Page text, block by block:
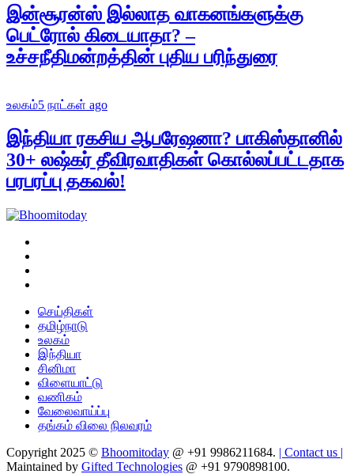
இன்சூரன்ஸ் இல்லாத வாகனங்களுக்கு
பெட்ரோல் கிடையாதா? –
உச்சநீதிமன்றத்தின் புதிய பரிந்துரை
உலகம்5 நாட்கள் ago
இந்தியா ரகசிய ஆபரேஷனா? பாகிஸ்தானில்
30+ லஷ்கர் தீவிரவாதிகள் கொல்லப்பட்டதாக
பரபரப்பு தகவல்!
செய்திகள்
தமிழ்நாடு
உலகம்
இந்தியா
சினிமா
விளையாட்டு
வணிகம்
வேலைவாய்ப்பு
தங்கம் விலை நிலவரம்
Copyright 2025 © Bhoomitoday @ +91 9986211684. | Contact us |
Maintained by Gifted Technologies @ +91 9790898100.